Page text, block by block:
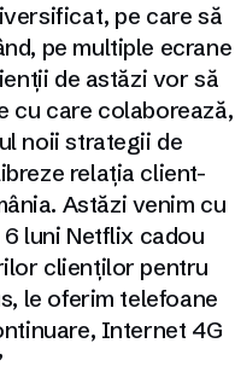
pe care să
pe multiple ecrane
de astăzi vor să
cu care colaborează,
noii strategii de
relația client-
Astăzi venim cu
luni Netflix cadou
clienților pentru
le oferim telefoane
Internet 4G